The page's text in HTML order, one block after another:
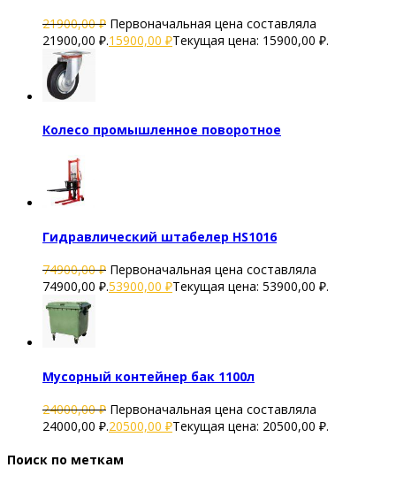
21900,00₽ Первоначальная цена составляла
21900,00 ₽.15900,00 ₽Текущая цена: 15900,00 ₽.
Колесо промышленное поворотное
Гидравлический штабелер HS1016
74900,00₽ Первоначальная цена составляла
74900,00 ₽.53900,00 ₽Текущая цена: 53900,00 ₽.
Мусорный контейнер бак 1100л
24000,00₽ Первоначальная цена составляла
24000,00 ₽.20500,00 ₽Текущая цена: 20500,00 ₽.
Поиск по меткам